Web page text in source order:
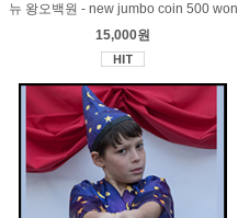
뉴 왕오백원 - new jumbo coin 500 won
15,000원